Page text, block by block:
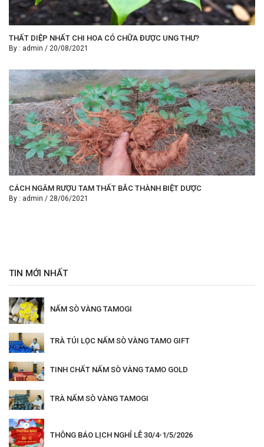
THẤT DIỆP NHẤT CHI HOA CÓ CHỮA ĐƯỢC UNG THƯ?
By : admin / 20/08/2021
CÁCH NGÂM RƯỢU TAM THẤT BẮC THÀNH BIỆT DƯỢC
By : admin / 28/06/2021
TIN MỚI NHẤT
NẤM SÒ VÀNG TAMOGI
TRÀ TÚI LỌC NẤM SÒ VÀNG TAMO GIFT
TINH CHẤT NẤM SÒ VÀNG TAMO GOLD
TRÀ NẤM SÒ VÀNG TAMOGI
THÔNG BÁO LỊCH NGHỈ LỄ 30/4-1/5/2026